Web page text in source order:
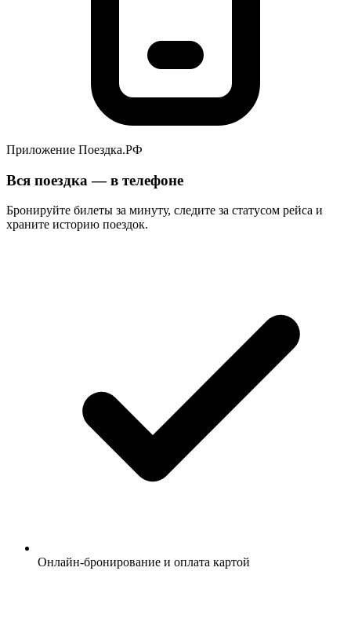
Приложение Поездка.РФ
Вся поездка — в телефоне
Бронируйте билеты за минуту, следите за статусом рейса и
храните историю поездок.
Онлайн-бронирование и оплата картой